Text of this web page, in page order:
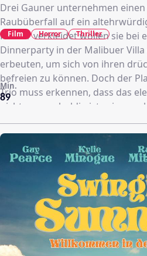
Drei Gauner unternehmen
Raubüberfall auf ein
Kellner verkleidet wollen sie bei
Dinnerparty in der Malibuer Villa
erbeuten, um sich von ihren
befreien zu können. Doch der
Trio muss erkennen, dass das
nicht so unschuldig ist, wie es
dem einfachen Geldraub
verzweifelter Kampf, um wieder
zu kommen.
89
Min.
Film Horror Thriller